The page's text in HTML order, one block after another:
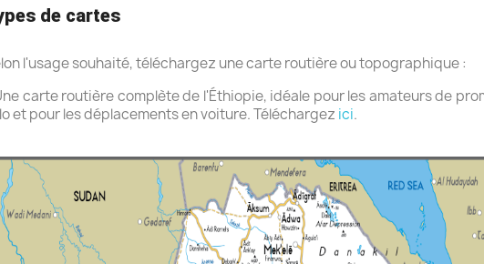
de cartes
l'usage souhaité, téléchargez une carte routière ou topographique :
carte routière complète de l'Éthiopie, idéale pour les amateurs de
et pour les déplacements en voiture. Téléchargez ici.